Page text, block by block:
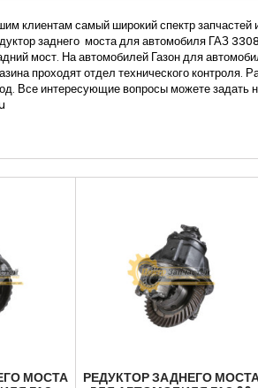
клиентам самый широкий спектр запчастей
заднего моста для автомобиля ГАЗ
мост. На автомобилей Газон для
проходят отдел технического контроля.
Все интересующие вопросы можете
МОСТА
РЕДУКТОР ЗАДНЕГО